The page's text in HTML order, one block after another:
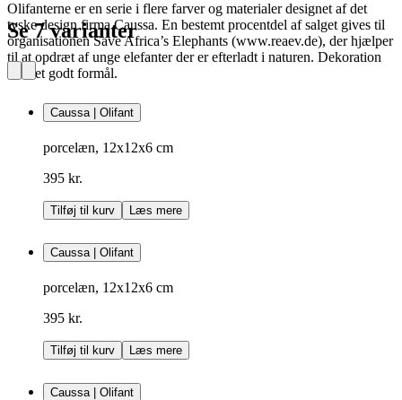
Olifanterne er en serie i flere farver og materialer designet af det
tyske design firma Caussa. En bestemt procentdel af salget gives til
organisationen Save Africa’s Elephants (www.reaev.de), der hjælper
til at opdræt af unge elefanter der er efterladt i naturen. Dekoration
med et godt formål.
Se 7 varianter
Caussa | Olifant
porcelæn, 12x12x6 cm
395 kr.
Tilføj til kurv Læs mere
Caussa | Olifant
porcelæn, 12x12x6 cm
395 kr.
Tilføj til kurv Læs mere
Caussa | Olifant